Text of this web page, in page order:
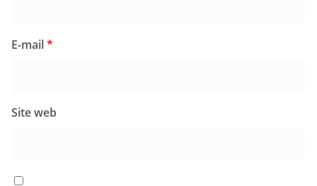
E-mail*
Site web